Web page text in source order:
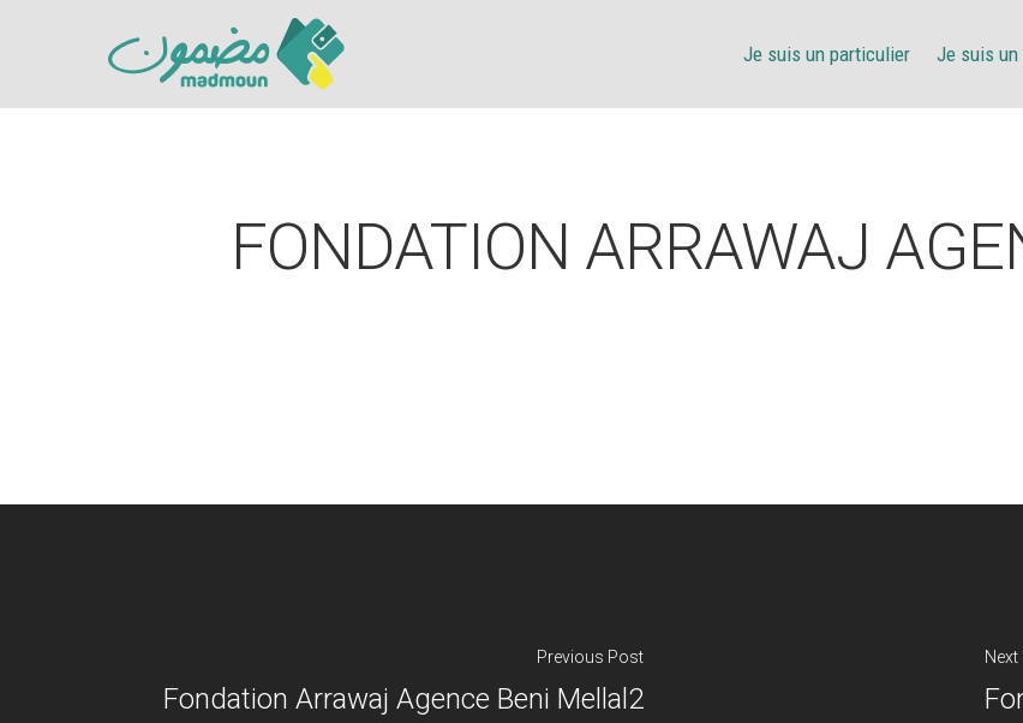
Hit enter to search or ESC to close
Je suis un particulier Je suis
FONDATION ARRAWAJ
Previous Post
Fondation Arrawaj Agence Beni Mellal2